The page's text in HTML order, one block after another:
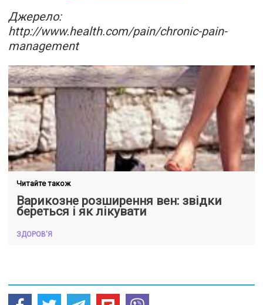
Джерело:
http://www.health.com/pain/chronic-pain-
management
Читайте також
Варикозне розширення вен: звідки
береться і як лікувати
ЗДОРОВ'Я